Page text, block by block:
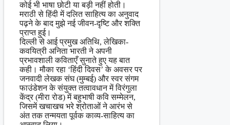
कोई भी भाषा छोटी या बड़ी नहीं होती।
मराठी से हिंदी में दलित साहित्य का अनुवाद
पढ़ने के बाद मुझे नई जीवन-दृष्टि और शक्ति
प्राप्त हुई।
दिल्ली से आई प्रमुख अतिथि, लेखिका-
कवयित्री अनिता भारती ने अपनी
प्रभावशाली कविताएँ सुनाते हुए यह बात
कही। मौका रहा ‘हिंदी दिवस’ के अवसर पर
जनवादी लेखक संघ (मुम्बई) और स्वर संगम
फाउंडेशन के संयुक्त तत्वावधान में विरंगुला
केंद्र (मीरा रोड) में बहुभाषी कवि सम्मेलन,
जिसमें खचाखच भरे श्रोताओं ने आरंभ से
अंत तक तन्मयता पूर्वक काव्य-साहित्य का